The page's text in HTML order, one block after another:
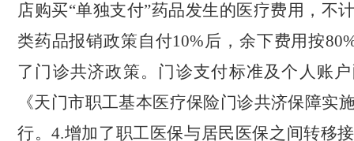
店购买“单独支付”药品发生的医疗费用，不
类药品报销政策自付10%后，余下费用按
了门诊共济政策。门诊支付标准及个人账
《天门市职工基本医疗保险门诊共济保障实
行。4.增加了职工医保与居民医保之间转移